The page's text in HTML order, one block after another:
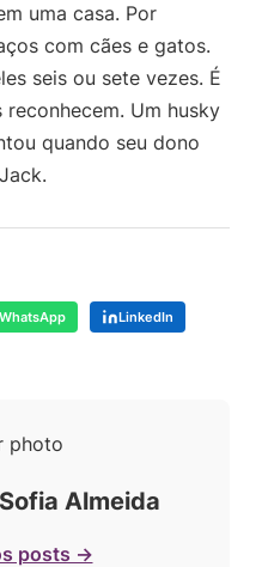
uma casa. Por
com cães e gatos.
seis ou sete vezes. É
Um husky
quando seu dono
WhatsApp
LinkedIn
Almeida
posts →